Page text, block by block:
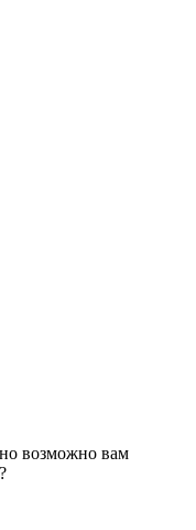
возможно вам